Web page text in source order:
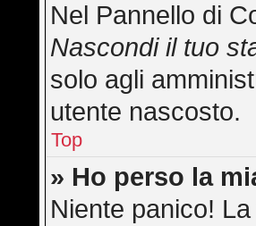
Nel Pannello di
Nascondi il tuo
solo agli
utente nascosto.
Top
» Ho perso la
Niente panico!